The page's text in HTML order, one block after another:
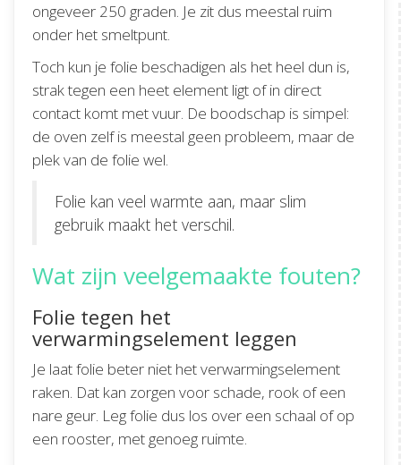
ongeveer 250 graden. Je zit dus meestal ruim
onder het smeltpunt.
Toch kun je folie beschadigen als het heel dun is,
strak tegen een heet element ligt of in direct
contact komt met vuur. De boodschap is simpel:
de oven zelf is meestal geen probleem, maar de
plek van de folie wel.
Folie kan veel warmte aan, maar slim
gebruik maakt het verschil.
Wat zijn veelgemaakte fouten?
Folie tegen het
verwarmingselement leggen
Je laat folie beter niet het verwarmingselement
raken. Dat kan zorgen voor schade, rook of een
nare geur. Leg folie dus los over een schaal of op
een rooster, met genoeg ruimte.